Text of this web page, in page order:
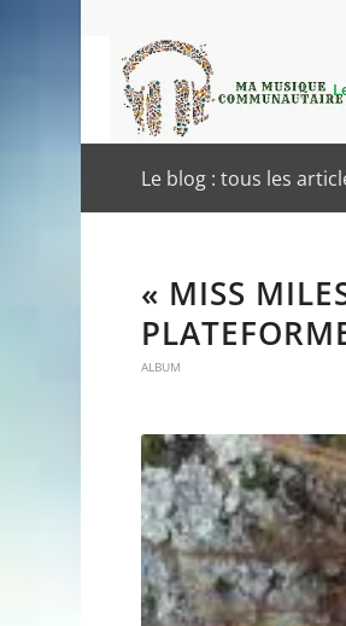
Le blog : tous les
« MISS
ALBUM